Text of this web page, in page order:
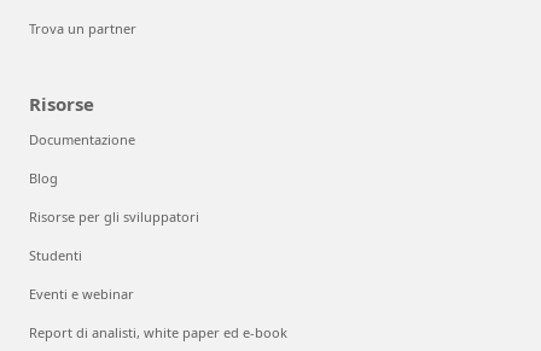
Trova un partner
Risorse
Documentazione
Blog
Risorse per gli sviluppatori
Studenti
Eventi e webinar
Report di analisti, white paper ed e-book